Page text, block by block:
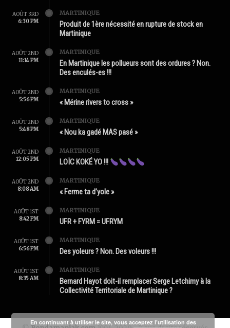
AOÛT 3RD
6:30 PM
MARTINIQUE
Produit de 1ère nécessité en rupture de stock en
Martinique
AOÛT 2ND
11:14 PM
MARTINIQUE
En Martinique les pollueurs sont des ordures ? Non.
Des enculés-es !!!
AOÛT 2ND
5:56 PM
MARTINIQUE
« Mérine rivers to cross »
AOÛT 2ND
5:48 PM
MARTINIQUE
« Nou ka gadé MAS pasé »
AOÛT 2ND
12:05 PM
MARTINIQUE
LOÏC KOKÉ YO !!!
AOÛT 2ND
8:08 AM
MARTINIQUE
« Ferme ta d’yole »
AOÛT 1ST
8:42 PM
MARTINIQUE
UFR + FYRM = UFRYM
AOÛT 1ST
6:56 PM
MARTINIQUE
Des yoleurs ? Non. Des voleurs !!!
AOÛT 1ST
8:35 AM
MARTINIQUE
Bernard Hayot doit-il remplacer Serge Letchimy à la
Collectivité Territoriale de Martinique ?
En continuant à utiliser le site, vous acceptez l’utilisation des